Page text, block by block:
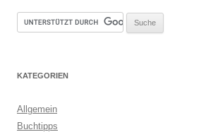
KATEGORIEN
Allgemein
Buchtipps